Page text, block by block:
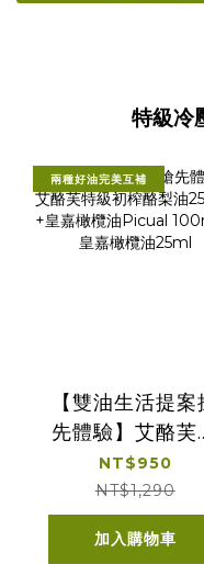
特級冷
兩種好油完美互補
【雙油生活提案
先體驗】艾酪芙
級初榨酪梨油
250ml +皇嘉橄
油Picual
皇嘉橄欖油25ml
NT$950
NT$1,290
加入購物車